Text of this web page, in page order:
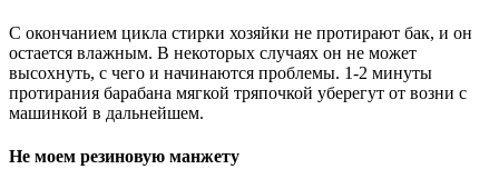
С окончанием цикла стирки хозяйки не протирают бак, и он
остается влажным. В некоторых случаях он не может
высохнуть, с чего и начинаются проблемы. 1-2 минуты
протирания барабана мягкой тряпочкой уберегут от возни с
машинкой в дальнейшем.
Не моем резиновую манжету